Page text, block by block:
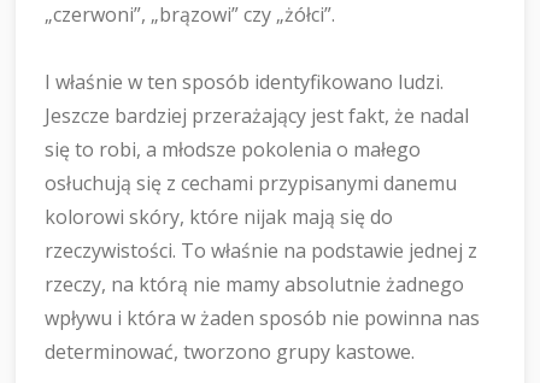
„czerwoni”, „brązowi” czy „żółci”.
I właśnie w ten sposób identyfikowano ludzi.
Jeszcze bardziej przerażający jest fakt, że nadal
się to robi, a młodsze pokolenia o małego
osłuchują się z cechami przypisanymi danemu
kolorowi skóry, które nijak mają się do
rzeczywistości. To właśnie na podstawie jednej z
rzeczy, na którą nie mamy absolutnie żadnego
wpływu i która w żaden sposób nie powinna nas
determinować, tworzono grupy kastowe.